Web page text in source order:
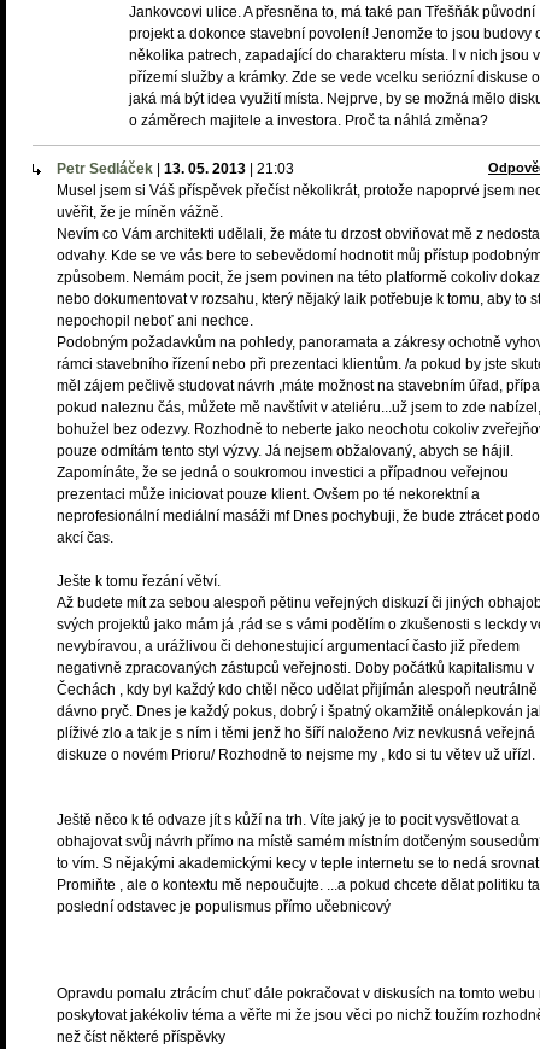
Jankovcovi ulice. A přesněna to, má také pan Třešňák původní
projekt a dokonce stavební povolení! Jenomže to jsou budovy
několika patrech, zapadající do charakteru místa. I v nich jsou v
přízemí služby a krámky. Zde se vede vcelku seriózní diskuse
jaká má být idea využití místa. Nejprve, by se možná mělo
o záměrech majitele a investora. Proč ta náhlá změna?
Petr Sedláček 13. 05. 2013 21:03
Musel jsem si Váš příspěvek přečíst několikrát, protože napoprvé jsem
uvěřit, že je míněn vážně.
Nevím co Vám architekti udělali, že máte tu drzost obviňovat mě z
odvahy. Kde se ve vás bere to sebevědomí hodnotit můj přístup
způsobem. Nemám pocit, že jsem povinen na této platformě cokoliv
nebo dokumentovat v rozsahu, který nějaký laik potřebuje k tomu, aby to
nepochopil neboť ani nechce.
Podobným požadavkům na pohledy, panoramata a zákresy ochotně
rámci stavebního řízení nebo při prezentaci klientům. /a pokud by jste
měl zájem pečlivě studovat návrh ,máte možnost na stavebním úřad,
pokud naleznu čás, můžete mě navštívit v ateliéru...už jsem to zde nabízel,
bohužel bez odezvy. Rozhodně to neberte jako neochotu cokoliv
pouze odmítám tento styl výzvy. Já nejsem obžalovaný, abych se hájil.
Zapomínáte, že se jedná o soukromou investici a případnou veřejnou
prezentaci může iniciovat pouze klient. Ovšem po té nekorektní a
neprofesionální mediální masáži mf Dnes pochybuji, že bude ztrácet
akcí čas.
Ješte k tomu řezání větví.
Až budete mít za sebou alespoň pětinu veřejných diskuzí či jiných
svých projektů jako mám já ,rád se s vámi podělím o zkušenosti s leckdy
nevybíravou, a urážlivou či dehonestujicí argumentací často již předem
negativně zpracovaných zástupců veřejnosti. Doby počátků kapitalismu v
Čechách , kdy byl každý kdo chtěl něco udělat přijímán alespoň
dávno pryč. Dnes je každý pokus, dobrý i špatný okamžitě onálepkován
plíživé zlo a tak je s ním i těmi jenž ho šíří naloženo /viz nevkusná veřejná
diskuze o novém Prioru/ Rozhodně to nejsme my , kdo si tu větev už uřízl.
Ještě něco k té odvaze jít s kůží na trh. Víte jaký je to pocit vysvětlovat a
obhajovat svůj návrh přímo na místě samém místním dotčeným
to vím. S nějakými akademickými kecy v teple internetu se to nedá
Promiňte , ale o kontextu mě nepoučujte. ...a pokud chcete dělat politiku
poslední odstavec je populismus přímo učebnicový
Opravdu pomalu ztrácím chuť dále pokračovat v diskusích na tomto webu
poskytovat jakékoliv téma a věřte mi že jsou věci po nichž toužím
než číst některé příspěvky